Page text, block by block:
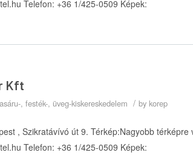
Telefon: +36 1/425-0509 Képek:
Kft
, festék-, üveg-kiskereskedelem / by korep
, Szikratávívó út 9. Térkép:Nagyobb
Telefon: +36 1/425-0509 Képek: